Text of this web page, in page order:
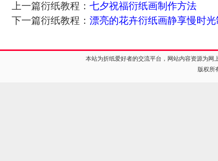
上一篇衍纸教程： 七夕祝福衍纸画制作方法
下一篇衍纸教程： 漂亮的花卉衍纸画静享慢时
本站为折纸爱好者的交流平台，网站内容资源为
版权所